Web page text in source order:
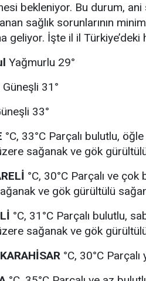
bekleniyor. Bu durum, ani
sağlık sorunlarının
geliyor. İşte il il Türkiye’deki
Yağmurlu 29°
Güneşli 31°
33°
°C, 33°C Parçalı bulutlu,
sağanak ve gök
°C, 30°C Parçalı ve çok
ve gök gürültülü
°C, 31°C Parçalı bulutlu,
sağanak ve gök
°C, 30°C